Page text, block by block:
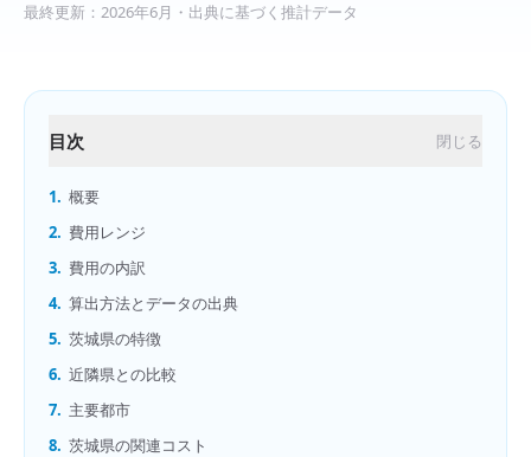
最終更新： 2026年6月 ・出典に基づく推計データ
目次 閉じる
1. 概要
2. 費用レンジ
3. 費用の内訳
4. 算出方法とデータの出典
5. 茨城県の特徴
6. 近隣県との比較
7. 主要都市
8. 茨城県の関連コスト